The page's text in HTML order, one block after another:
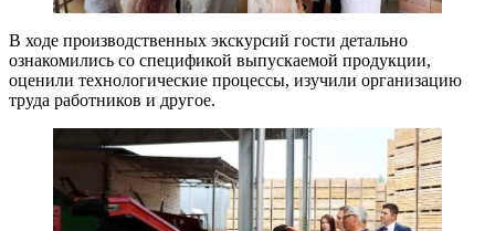
В ходе производственных экскурсий гости детально
ознакомились со спецификой выпускаемой продукции,
оценили технологические процессы, изучили организацию
труда работников и другое.